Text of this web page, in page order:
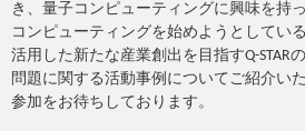
き、量子コンピューティングに興味を持
コンピューティングを始めようとしてい
活用した新たな産業創出を目指すQ-STAR
問題に関する活動事例についてご紹介い
参加をお待ちしております。